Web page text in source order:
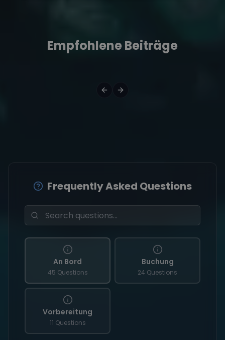
Empfohlene Beiträge
Frequently Asked Questions
An Bord
45 Questions
Buchung
24 Questions
Vorbereitung
11 Questions